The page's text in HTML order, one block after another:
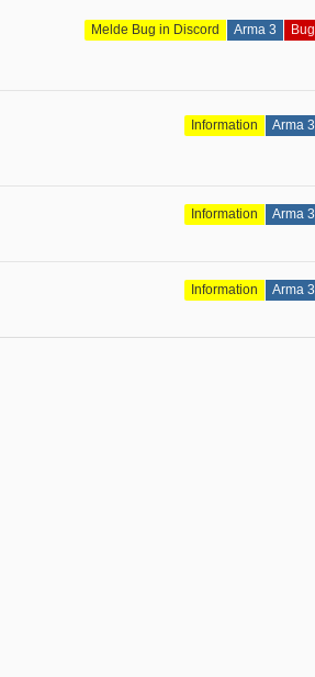
Melde Bug in Discord Arma 3 Bug
Information Arma 3
Information Arma 3
Information Arma 3